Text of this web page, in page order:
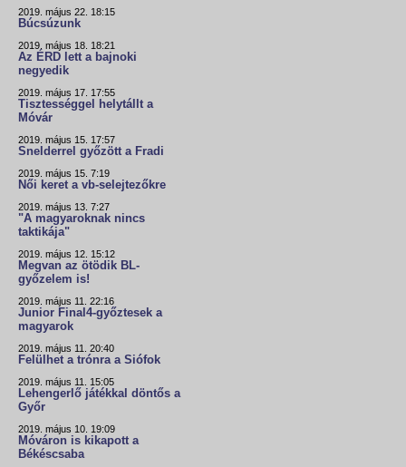
2019. május 22. 18:15
Búcsúzunk
2019. május 18. 18:21
Az ÉRD lett a bajnoki
negyedik
2019. május 17. 17:55
Tisztességgel helytállt a
Móvár
2019. május 15. 17:57
Snelderrel győzött a Fradi
2019. május 15. 7:19
Női keret a vb-selejtezőkre
2019. május 13. 7:27
"A magyaroknak nincs
taktikája"
2019. május 12. 15:12
Megvan az ötödik BL-
győzelem is!
2019. május 11. 22:16
Junior Final4-győztesek a
magyarok
2019. május 11. 20:40
Felülhet a trónra a Siófok
2019. május 11. 15:05
Lehengerlő játékkal döntős a
Győr
2019. május 10. 19:09
Móváron is kikapott a
Békéscsaba